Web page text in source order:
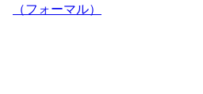
（フォーマル）